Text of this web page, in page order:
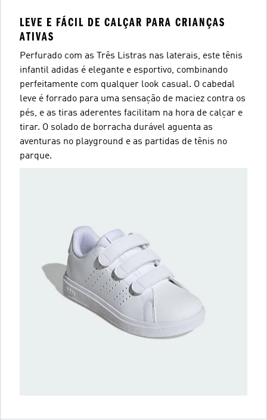
LEVE E FÁCIL DE CALÇAR PARA CRIANÇAS
ATIVAS
Perfurado com as Três Listras nas laterais, este tênis
infantil adidas é elegante e esportivo, combinando
perfeitamente com qualquer look casual. O cabedal
leve é forrado para uma sensação de maciez contra os
pés, e as tiras aderentes facilitam na hora de calçar e
tirar. O solado de borracha durável aguenta as
aventuras no playground e as partidas de tênis no
parque.